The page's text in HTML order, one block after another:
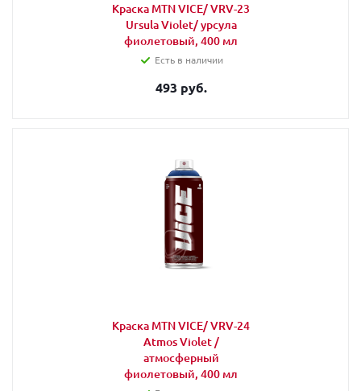
Краска MTN VICE/ VRV-23
Ursula Violet/ урсула
фиолетовый, 400 мл
Есть в наличии
493 руб.
Краска MTN VICE/ VRV-24
Atmos Violet /
атмосферный
фиолетовый, 400 мл